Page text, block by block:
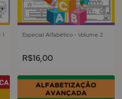
Especial Alfabético - Volume 2
R$16,00